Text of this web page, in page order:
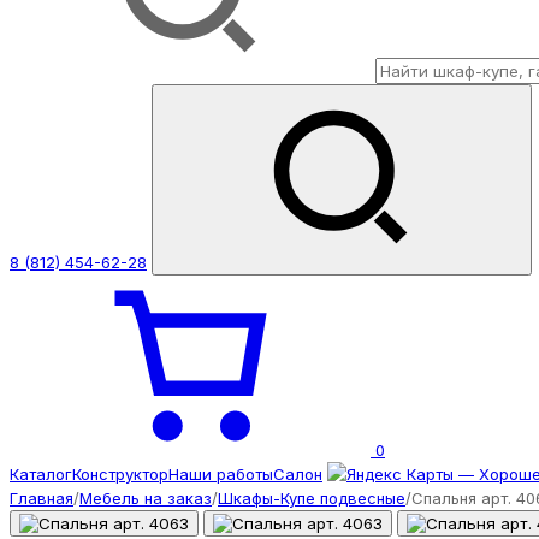
8 (812) 454-62-28
0
КаталогКонструкторНаши работыСалон
Главная/Мебель на заказ/Шкафы-Купе подвесные/Спальня арт.